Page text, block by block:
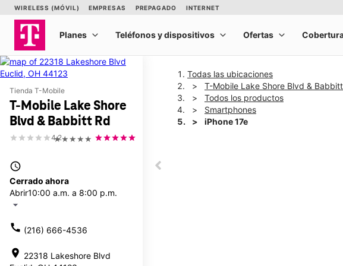
Tienda T-Mobile
T-Mobile Lake Shore
Blvd & Babbitt Rd
★★★★★
4.2
access_time
Cerrado ahora
Abrir10:00 a.m. a 8:00 p.m.
arrow_drop_down
call (216) 666-4536
location_on 22318 Lakeshore Blvd
Todas las ubicaciones
T-Mobile Lake Shore Blvd &
Todos los productos
Smartphones
iPhone 17e
This carousel shows one large product